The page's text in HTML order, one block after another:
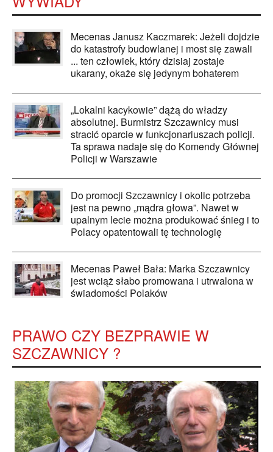
Mecenas Janusz Kaczmarek: Jeżeli dojdzie
do katastrofy budowlanej i most się zawali
... ten człowiek, który dzisiaj zostaje
ukarany, okaże się jedynym bohaterem
„Lokalni kacykowie” dążą do władzy
absolutnej. Burmistrz Szczawnicy musi
stracić oparcie w funkcjonariuszach policji.
Ta sprawa nadaje się do Komendy Głównej
Policji w Warszawie
Do promocji Szczawnicy i okolic potrzeba
jest na pewno „mądra głowa”. Nawet w
upalnym lecie można produkować śnieg i to
Polacy opatentowali tę technologię
Mecenas Paweł Bała: Marka Szczawnicy
jest wciąż słabo promowana i utrwalona w
świadomości Polaków
PRAWO CZY BEZPRAWIE W
SZCZAWNICY ?